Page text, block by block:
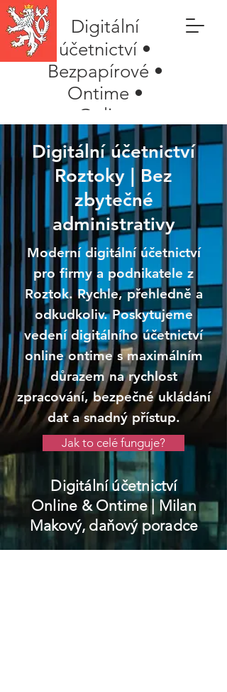
Digitální
účetnictví •
Bezpapírové •
Ontime •
Online
Digitální účetnictví
Roztoky | Bez
zbytečné
administrativy
Moderní digitální účetnictví
pro firmy a podnikatele z
Roztok. Rychle, přehledně a
odkudkoliv. Poskytujeme
vedení digitálního účetnictví
online ontime s maximálním
důrazem na rychlost
zpracování, bezpečné ukládání
dat a snadný přístup.
Jak to celé funguje?
Digitální účetnictví
Online & Ontime| Milan
Makový, daňový poradce